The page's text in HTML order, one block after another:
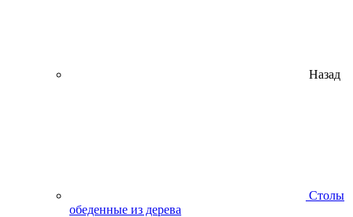
Назад
Столы
обеденные из дерева